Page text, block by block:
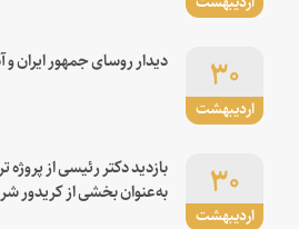
اردیبهشت
۳۰ دیدار روسای جمهور ایران و
اردیبهشت
۳۰
بازدید دکتر رئیسی از
به‌عنوان بخشی از کریدور